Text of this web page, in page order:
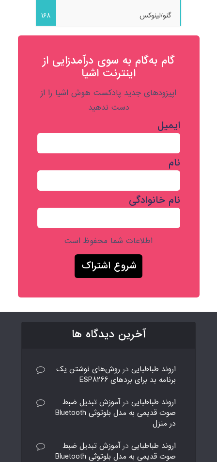
گنو/لینوکس
168
گام به‌گام به‌ سوی درآمدزایی از
اینترنت اشیا
اپیزودهای جدید پادکست هوش اشیا را از
دست ندهید
ایمیل
نام
نام خانوادگی
اطلاعات شما محفوظ است
آخرین دیدگاه ها
اروند طباطبایی در روش‌های نوشتن یک
برنامه بد برای بردهای ESP8266
اروند طباطبایی در آموزش تبدیل ضبط
صوت قدیمی به مدل بلوتوثی Bluetooth
در منزل
اروند طباطبایی در آموزش تبدیل ضبط
صوت قدیمی به مدل بلوتوثی Bluetooth